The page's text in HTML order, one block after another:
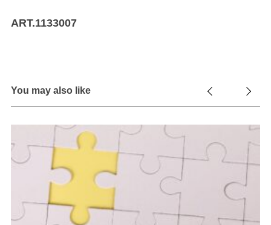
ART.1133007
You may also like